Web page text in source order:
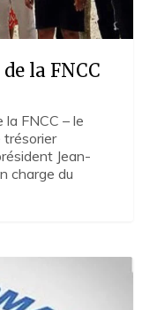
la FNCC
la FNCC – le
trésorier
Jean-
charge du